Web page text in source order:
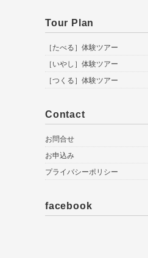
Tour Plan
［たべる］体験ツアー
［いやし］体験ツアー
［つくる］体験ツアー
Contact
お問合せ
お申込み
プライバシーポリシー
facebook